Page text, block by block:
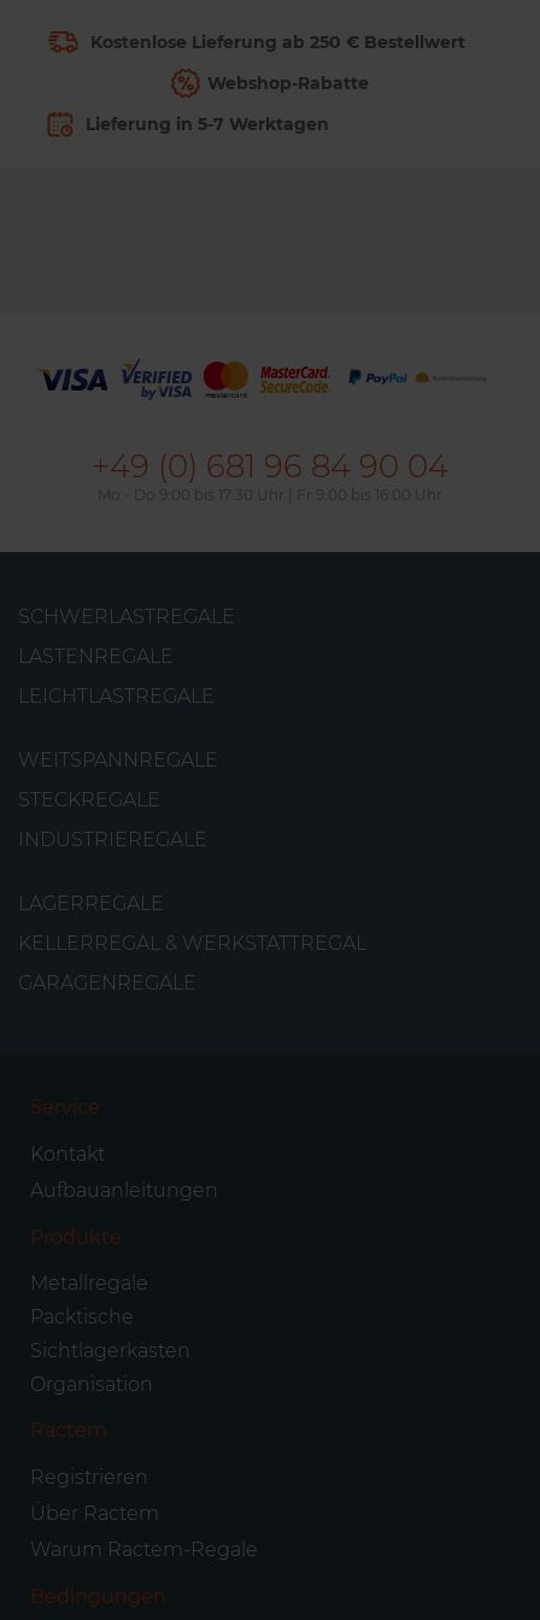
Gitterböden
mit professioneller Oberfläche
Kostenlose Lieferung ab 250 € Bestellwert
Webshop-Rabatte
Lieferung in 5-7 Werktagen
+49 (0) 681 96 84 90 04
Mo - Do 9:00 bis 17:30 Uhr | Fr 9:00 bis 16:00 Uhr
SCHWERLASTREGALE
LASTENREGALE
LEICHTLASTREGALE
WEITSPANNREGALE
STECKREGALE
INDUSTRIEREGALE
LAGERREGALE
KELLERREGAL & WERKSTATTREGAL
GARAGENREGALE
Service
Kontakt
Aufbauanleitungen
Produkte
Metallregale
Packtische
Sichtlagerkästen
Organisation
Ractem
Registrieren
Über Ractem
Warum Ractem-Regale
Bedingungen